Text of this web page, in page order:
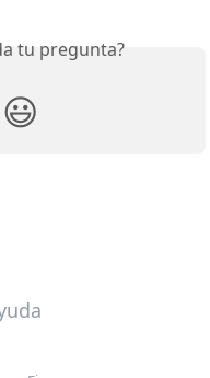
tu pregunta?
😃